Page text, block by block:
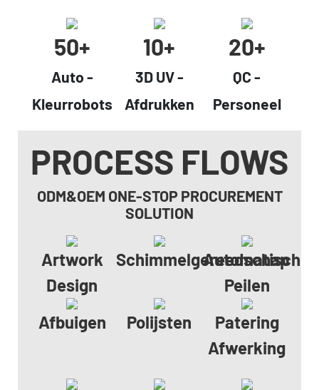
50+
Auto -
Kleurrobots
10+
3D UV -
Afdrukken
20+
QC -
Personeel
PROCESS FLOWS
ODM&OEM ONE-STOP PROCUREMENT
SOLUTION
Artwork
Design
Schimmelgereedschap
Automatisch
Peilen
Afbuigen
Polijsten
Patering
Afwerking